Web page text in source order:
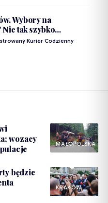
Wybory na
Nie tak szybko…
Kurier Codzienny
MAŁOPOLSKA
wozacy
KRAKÓW
będzie